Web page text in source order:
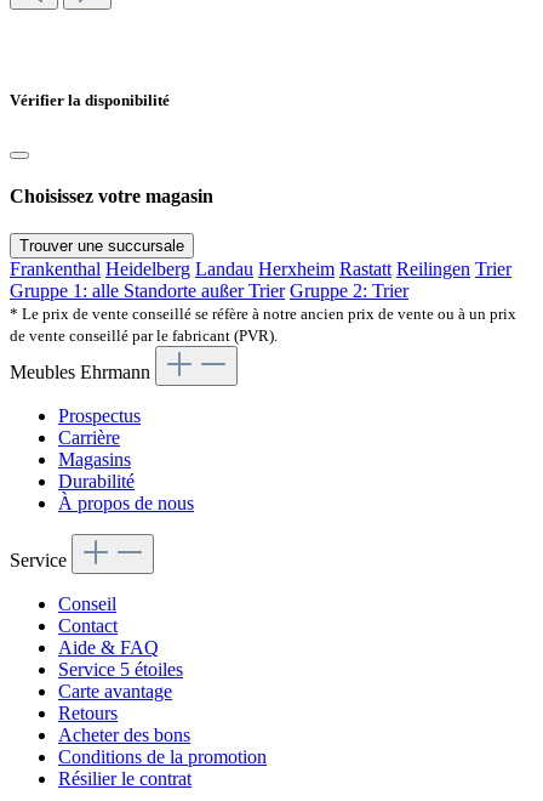
Vérifier la disponibilité
Choisissez votre magasin
Trouver une succursale
Frankenthal Heidelberg Landau Herxheim Rastatt Reilingen Trier
Gruppe 1: alle Standorte außer Trier Gruppe 2: Trier
* Le prix de vente conseillé se réfère à notre ancien prix de vente ou à un prix
de vente conseillé par le fabricant (PVR).
Meubles Ehrmann
Prospectus
Carrière
Magasins
Durabilité
À propos de nous
Service
Conseil
Contact
Aide & FAQ
Service 5 étoiles
Carte avantage
Retours
Acheter des bons
Conditions de la promotion
Résilier le contrat